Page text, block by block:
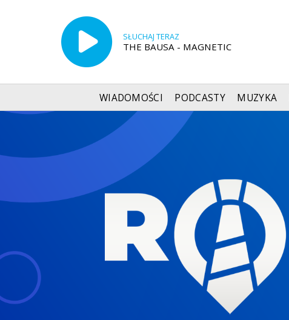
SŁUCHAJ TERAZ
THE BAUSA - MAGNETIC
WIADOMOŚCI PODCASTY MUZYKA